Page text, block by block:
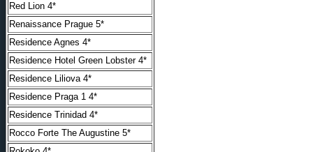
Red Lion 4*
Renaissance Prague 5*
Residence Agnes 4*
Residence Hotel Green Lobster 4*
Residence Liliova 4*
Residence Praga 1 4*
Residence Trinidad 4*
Rocco Forte The Augustine 5*